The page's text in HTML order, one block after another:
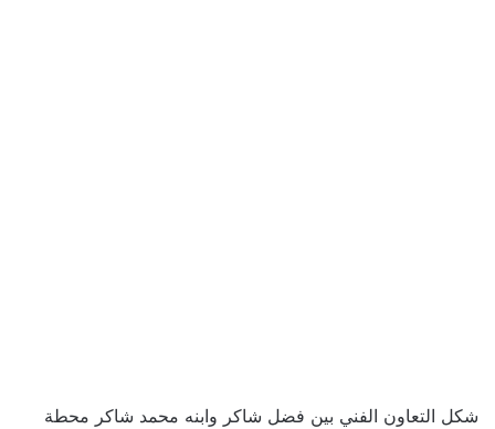
شكل التعاون الفني بين فضل شاكر وابنه محمد شاكر محطة